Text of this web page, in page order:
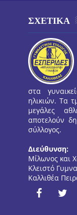
ΣΧΕΤΙΚΑ
στα
ηλικιών. Τα
μεγάλες
αποτελούν
σύλλογος.
Διεύθυνση:
Μίλωνος και
Κλειστό
Καλλιθέα